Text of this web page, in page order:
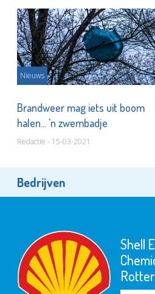
Nieuws
Brandweer mag iets uit boom
halen... 'n zwembadje
Redactie - 15-03-2021
Bedrijven
Shell